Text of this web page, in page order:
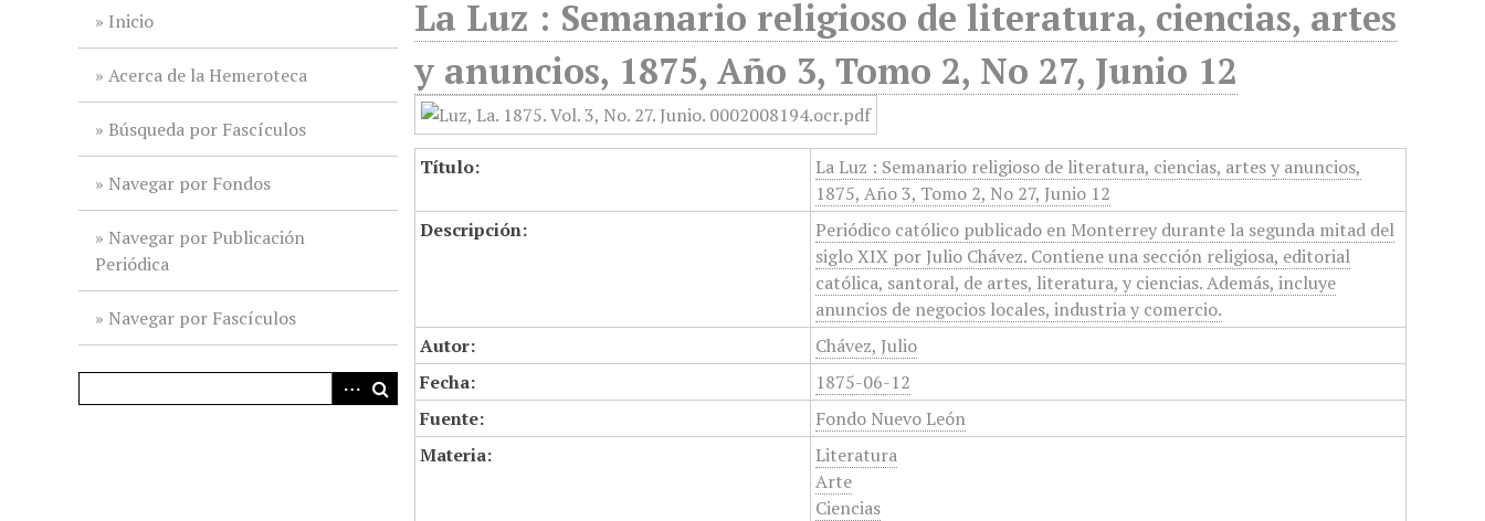
Inicio
Acerca de la Hemeroteca
Búsqueda por Fascículos
Navegar por Fondos
Navegar por Publicación
Periódica
Navegar por Fascículos
La Luz : Semanario religioso de literatura, ciencias, artes
y anuncios, 1875, Año 3, Tomo 2, No 27, Junio 12
Título:
La Luz : Semanario religioso de literatura, ciencias, artes y anuncios,
1875, Año 3, Tomo 2, No 27, Junio 12
Descripción:
Periódico católico publicado en Monterrey durante la segunda mitad del
siglo XIX por Julio Chávez. Contiene una sección religiosa, editorial
católica, santoral, de artes, literatura, y ciencias. Además, incluye
anuncios de negocios locales, industria y comercio.
Autor:
Chávez, Julio
Fecha:
1875-06-12
Fuente:
Fondo Nuevo León
Materia:
Literatura
Arte
Ciencias